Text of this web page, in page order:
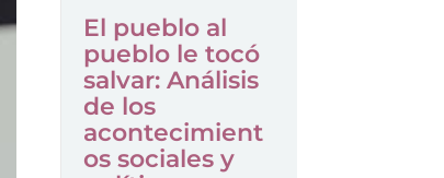
El pueblo al
pueblo le tocó
salvar: Análisis
de los
acontecimient
os sociales y